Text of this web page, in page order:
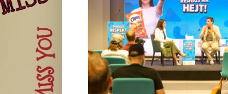
Lansirana kampanja “Pokaži rispekt,
sigurnost i bezbednost dece na
Život i zabava